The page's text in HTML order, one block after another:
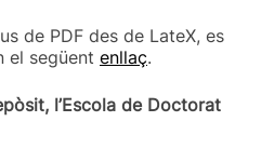
de PDF des de LateX, es
el següent enllaç.
l’Escola de Doctorat